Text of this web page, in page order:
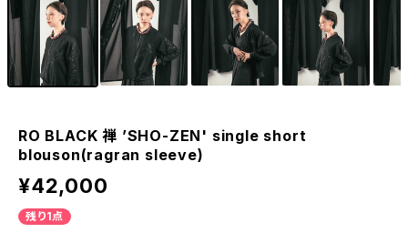
RO BLACK 禅 ’SHO-ZEN' single short
blouson(ragran sleeve)
¥42,000
残り1点